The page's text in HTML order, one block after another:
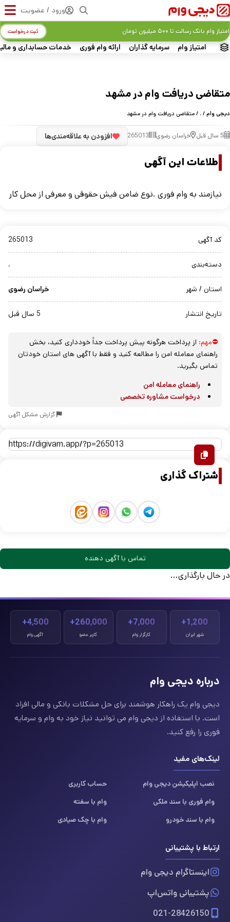
ورود / عضویت
امتیاز وام سرمایه گذاران ارائه وام فوری خدمات حسابداری و
امتیاز وام بانک رسالت تا ۵۰۰ میلیون تومان ثبت درخواست
متقاضی دریافت وام در مشهد
دیجی وام/
. / متقاضی دریافت وام در مشهد
5 سال قبل خراسان رضوی 265013 افزودن به علاقه‌مندی‌ها
اطلاعات این آگهی
نیازمند به وام فوری .نوع ضامن فیش حقوقی و معرفی از محل کار
کد آگهی 265013
دسته‌بندی .
استان / شهر خراسان رضوی
تاریخ انتشار 5 سال قبل
⛔مهم: از پرداخت هرگونه پیش پرداخت جداً خودداری کنید، بخش
راهنمای معامله امن را مطالعه کنید و فقط با آگهی های استان خودتان
تماس بگیرید.
راهنمای معامله امن
درخواست مشاوره تخصصی
گزارش مشکل آگهی
اشتراک گذاری
تماس با آگهی دهنده
در حال بارگذاری...
1,200+
شهر ایران
7,000+
کارگزار وام
260,000+
کاربر عضو
4,500+
آگهی وام
درباره دیجی وام
دیجی وام یک راهکار هوشمند برای حل مشکلات بانکی و مالی افراد
است. با استفاده از دیجی وام می توانید نیاز خود به وام و سرمایه
فوری را رفع کنید.
لینک‌های مفید
نصب اپلیکیشن دیجی وام
حساب کاربری
وام فوری با سند ملکی
وام با سفته
وام با سند خودرو
وام با چک صیادی
ارتباط با پشتیبانی
اینستاگرام دیجی وام
پشتیبانی واتس‌اپ
021-28426150